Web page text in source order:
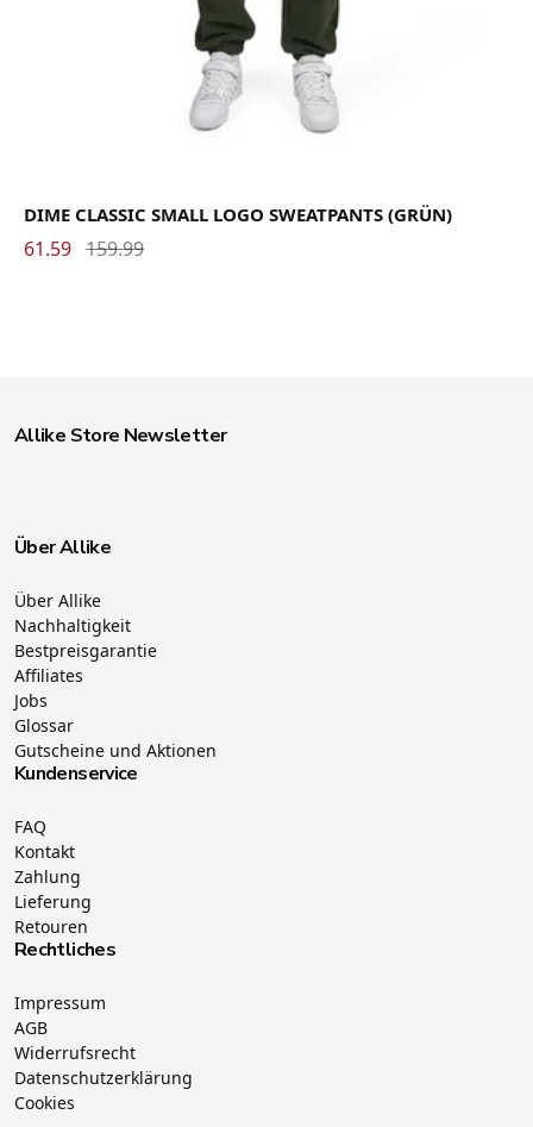
DIME CLASSIC SMALL LOGO SWEATPANTS (GRÜN)
61.59 159.99
Allike Store Newsletter
Über Allike
Über Allike
Nachhaltigkeit
Bestpreisgarantie
Affiliates
Jobs
Glossar
Gutscheine und Aktionen
Kundenservice
FAQ
Kontakt
Zahlung
Lieferung
Retouren
Rechtliches
Impressum
AGB
Widerrufsrecht
Datenschutzerklärung
Cookies